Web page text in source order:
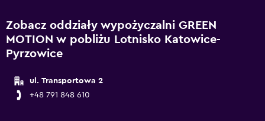
Zobacz oddziały wypożyczalni GREEN
MOTION w pobliżu Lotnisko Katowice-
Pyrzowice
ul. Transportowa 2
+48 791 848 610